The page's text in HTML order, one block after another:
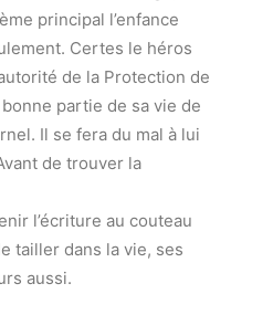
principal l’enfance
Certes le héros
de la Protection de
partie de sa vie de
Il se fera du mal à lui
de trouver la
l’écriture au couteau
tailler dans la vie, ses
aussi.